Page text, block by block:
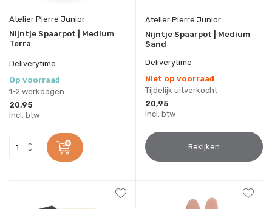
Atelier Pierre Junior
Nijntje Spaarpot | Medium
Terra
Deliverytime
Op voorraad
1-2 werkdagen
20,95
Incl. btw
Atelier Pierre Junior
Nijntje Spaarpot | Medium
Sand
Deliverytime
Niet op voorraad
Tijdelijk uitverkocht
20,95
Incl. btw
Bekijken